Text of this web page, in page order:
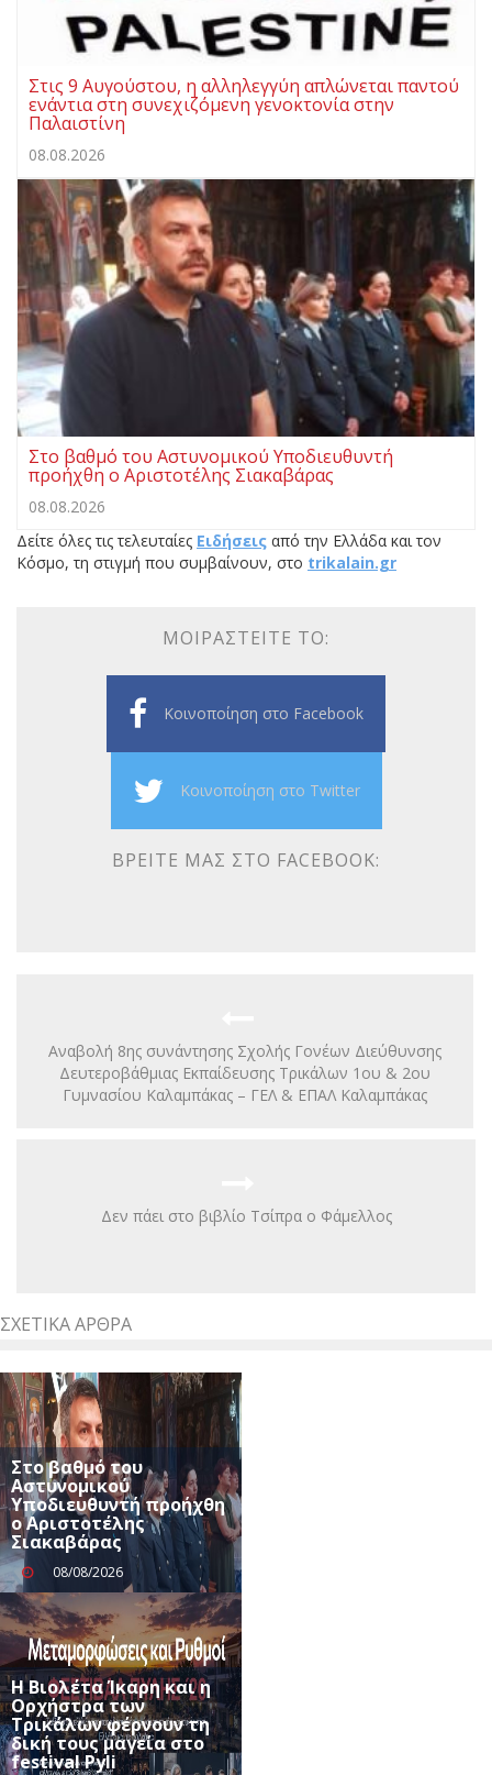
Στις 9 Αυγούστου, η αλληλεγγύη απλώνεται παντού
ενάντια στη συνεχιζόμενη γενοκτονία στην
Παλαιστίνη
08.08.2026
Στο βαθμό του Αστυνομικού Υποδιευθυντή
προήχθη ο Αριστοτέλης Σιακαβάρας
08.08.2026
Δείτε όλες τις τελευταίες Ειδήσεις από την Ελλάδα και τον
Κόσμο, τη στιγμή που συμβαίνουν, στο trikalain.gr
ΜΟΙΡΑΣΤΕΊΤΕ ΤΟ:
Κοινοποίηση στο Facebook
Κοινοποίηση στο Twitter
ΒΡΕΊΤΕ ΜΑΣ ΣΤΟ FACEBOOK:
Αναβολή 8ης συνάντησης Σχολής Γονέων Διεύθυνσης
Δευτεροβάθμιας Εκπαίδευσης Τρικάλων 1ου & 2ου
Γυμνασίου Καλαμπάκας – ΓΕΛ & ΕΠΑΛ Καλαμπάκας
Δεν πάει στο βιβλίο Τσίπρα ο Φάμελλος
ΣΧΕΤΙΚΆ ΆΡΘΡΑ
Στο βαθμό του
Αστυνομικού
Υποδιευθυντή προήχθη
ο Αριστοτέλης
Σιακαβάρας
08/08/2026
Η Βιολέτα Ίκαρη και η
Ορχήστρα των
Τρικάλων φέρνουν τη
δική τους μαγεία στο
festival Pyli